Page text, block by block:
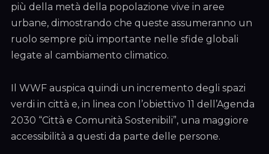
più della metà della popolazione vive in aree
urbane, dimostrando che queste assumeranno un
ruolo sempre più importante nelle sfide globali
legate al cambiamento climatico.
Il WWF auspica quindi un incremento degli spazi
verdi in città e, in linea con l’obiettivo 11 dell’Agenda
2030 “Città e Comunità Sostenibili”, una maggiore
accessibilità a questi da parte delle persone.